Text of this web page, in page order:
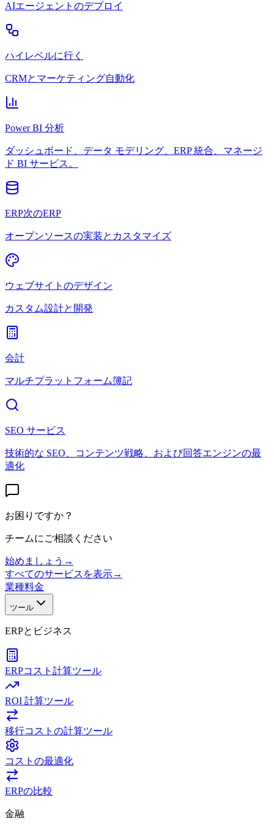
AIエージェントのデプロイ
ハイレベルに行く
CRMとマーケティング自動化
Power BI 分析
ダッシュボード、データ モデリング、ERP 統合、マネージ
ド BI サービス。
ERP次のERP
オープンソースの実装とカスタマイズ
ウェブサイトのデザイン
カスタム設計と開発
会計
マルチプラットフォーム簿記
SEO サービス
技術的な SEO、コンテンツ戦略、および回答エンジンの最
適化
お困りですか？
チームにご相談ください
始めましょう →
すべてのサービスを表示→
業種料金
ツール
ERPとビジネス
ERPコスト計算ツール
ROI 計算ツール
移行コストの計算ツール
コストの最適化
ERPの比較
金融